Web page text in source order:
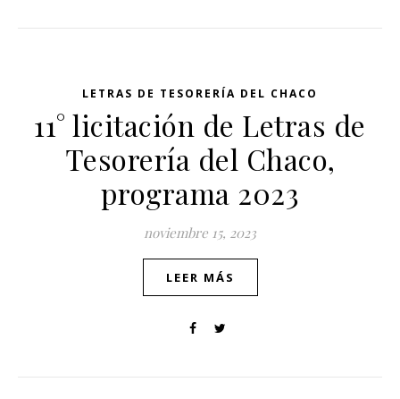
LETRAS DE TESORERÍA DEL CHACO
11° licitación de Letras de
Tesorería del Chaco,
programa 2023
noviembre 15, 2023
LEER MÁS